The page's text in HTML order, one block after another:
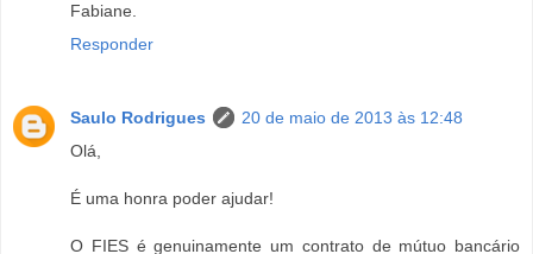
Fabiane.
Responder
Saulo Rodrigues
20 de maio de 2013 às 12:48
Olá,
É uma honra poder ajudar!
O FIES é genuinamente um contrato de mútuo bancário